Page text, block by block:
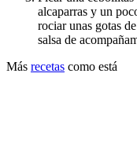
alcaparras y un
rociar unas gotas
salsa de
Más recetas como está